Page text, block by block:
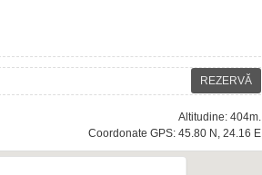
REZERVĂ
Altitudine: 404m.
Coordonate GPS: 45.80 N, 24.16 E